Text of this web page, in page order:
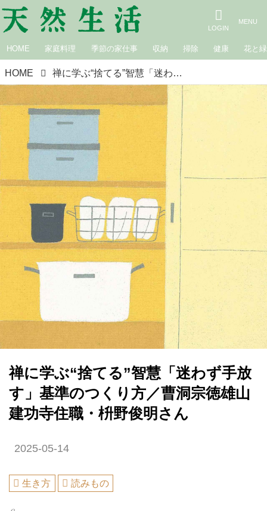
HOME 家庭料理 季節の家仕事 収納 掃除 健康 花と緑
HOME 禅に学ぶ“捨てる”智慧「迷わず手放す」基準のつくり方／曹洞宗徳雄山建功寺住職・枡野俊明さん
禅に学ぶ“捨てる”智慧「迷わず手放
す」基準のつくり方／曹洞宗徳雄山
建功寺住職・枡野俊明さん
2025-05-14
生き方 読みもの